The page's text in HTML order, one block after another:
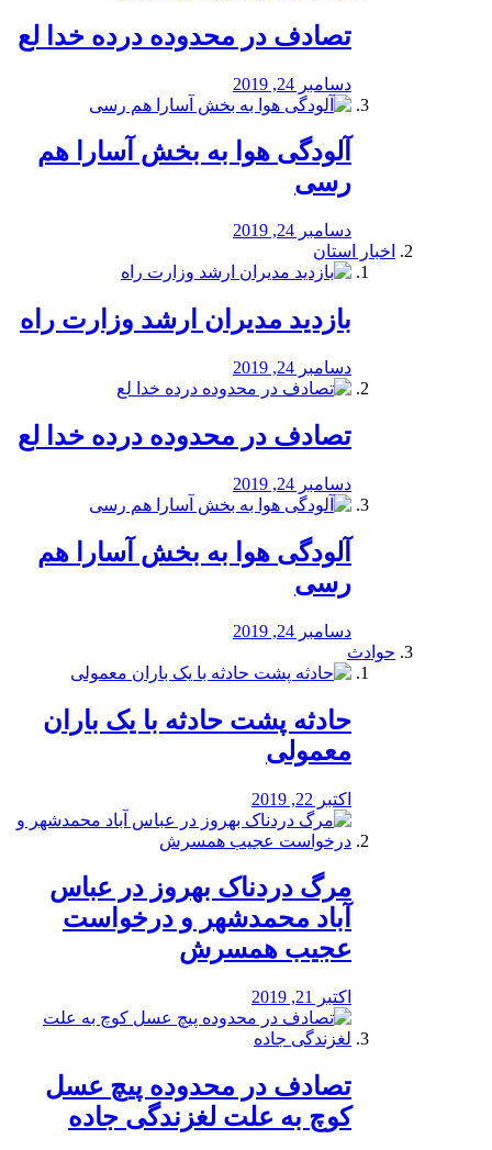
تصادف در محدوده درده خدا لع
دسامبر 24, 2019
آلودگی هوا به بخش آسارا هم
رسی
دسامبر 24, 2019
اخبار استان
بازدید مدیران ارشد وزارت راه
دسامبر 24, 2019
تصادف در محدوده درده خدا لع
دسامبر 24, 2019
آلودگی هوا به بخش آسارا هم
رسی
دسامبر 24, 2019
حوادث
️حادثه پشت حادثه با یک باران
معمولی
اکتبر 22, 2019
مرگ دردناک بهروز در عباس
آباد محمدشهر و درخواست
عجیب همسرش
اکتبر 21, 2019
تصادف در محدوده پیچ عسل
کوچ به علت لغزندگی جاده